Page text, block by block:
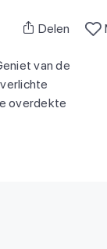
Delen
van de
overdekte